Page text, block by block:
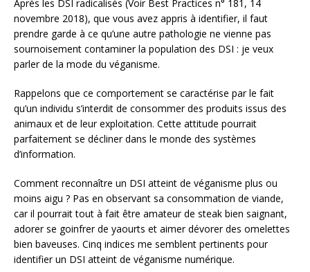
Après les DSI radicalisés (Voir Best Practices n° 181, 14
novembre 2018), que vous avez appris à identifier, il faut
prendre garde à ce qu’une autre pathologie ne vienne pas
sournoisement contaminer la population des DSI : je veux
parler de la mode du véganisme.
Rappelons que ce comportement se caractérise par le fait
qu’un individu s’interdit de consommer des produits issus des
animaux et de leur exploitation. Cette attitude pourrait
parfaitement se décliner dans le monde des systèmes
d’information.
Comment reconnaître un DSI atteint de véganisme plus ou
moins aigu ? Pas en observant sa consommation de viande,
car il pourrait tout à fait être amateur de steak bien saignant,
adorer se goinfrer de yaourts et aimer dévorer des omelettes
bien baveuses. Cinq indices me semblent pertinents pour
identifier un DSI atteint de véganisme numérique.